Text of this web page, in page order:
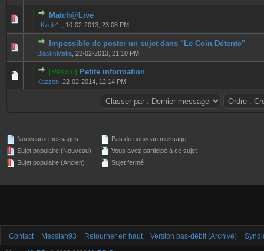
Match@Live
.:Kzqk^:. 10-02-2013, 23:08 PM
0 Votes - 0 sur 5 en moyenne
Impossible de poster un sujet dans "Le Coin Détente"
BlackkMafia 22-02-2013, 21:10 PM
0 Votes - 0 sur 5 en moyenne
1 23 45
[Résolu] Petite information
Kazzen 22-02-2014, 12:14 PM
0 Votes - 0 sur 5 en moyenne
12345
Nouveaux messages
Sujet populaire (Nouveau)
Sujet populaire (Ancien)
Pas de nouveau message
Vous avez participé à ce sujet
Sujet fermé
Contact Messiah93 Retourner en haut Version bas-débit (Archivé)